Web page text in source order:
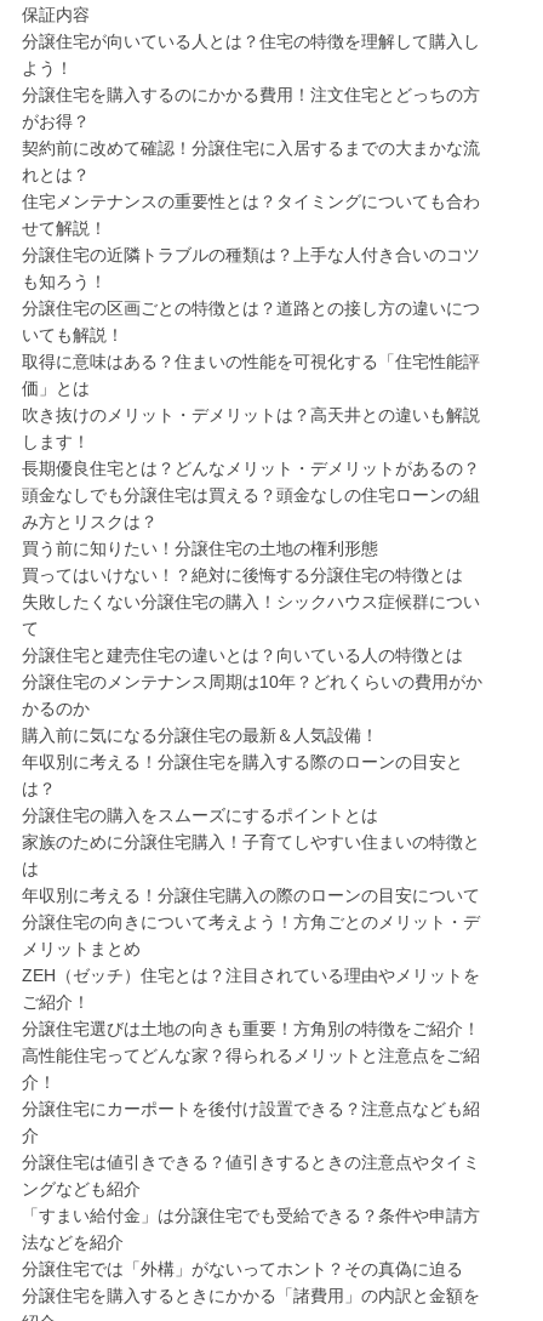
保証内容
分譲住宅が向いている人とは？住宅の特徴を理解して購入し
よう！
分譲住宅を購入するのにかかる費用！注文住宅とどっちの方
がお得？
契約前に改めて確認！分譲住宅に入居するまでの大まかな流
れとは？
住宅メンテナンスの重要性とは？タイミングについても合わ
せて解説！
分譲住宅の近隣トラブルの種類は？上手な人付き合いのコツ
も知ろう！
分譲住宅の区画ごとの特徴とは？道路との接し方の違いにつ
いても解説！
取得に意味はある？住まいの性能を可視化する「住宅性能評
価」とは
吹き抜けのメリット・デメリットは？高天井との違いも解説
します！
長期優良住宅とは？どんなメリット・デメリットがあるの？
頭金なしでも分譲住宅は買える？頭金なしの住宅ローンの組
み方とリスクは？
買う前に知りたい！分譲住宅の土地の権利形態
買ってはいけない！？絶対に後悔する分譲住宅の特徴とは
失敗したくない分譲住宅の購入！シックハウス症候群につい
て
分譲住宅と建売住宅の違いとは？向いている人の特徴とは
分譲住宅のメンテナンス周期は10年？どれくらいの費用がか
かるのか
購入前に気になる分譲住宅の最新＆人気設備！
年収別に考える！分譲住宅を購入する際のローンの目安と
は？
分譲住宅の購入をスムーズにするポイントとは
家族のために分譲住宅購入！子育てしやすい住まいの特徴と
は
年収別に考える！分譲住宅購入の際のローンの目安について
分譲住宅の向きについて考えよう！方角ごとのメリット・デ
メリットまとめ
ZEH（ゼッチ）住宅とは？注目されている理由やメリットを
ご紹介！
分譲住宅選びは土地の向きも重要！方角別の特徴をご紹介！
高性能住宅ってどんな家？得られるメリットと注意点をご紹
介！
分譲住宅にカーポートを後付け設置できる？注意点なども紹
介
分譲住宅は値引きできる？値引きするときの注意点やタイミ
ングなども紹介
「すまい給付金」は分譲住宅でも受給できる？条件や申請方
法などを紹介
分譲住宅では「外構」がないってホント？その真偽に迫る
分譲住宅を購入するときにかかる「諸費用」の内訳と金額を